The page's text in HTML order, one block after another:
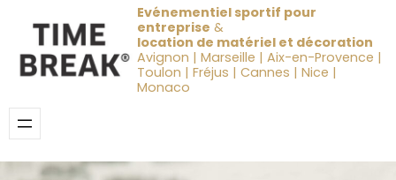
Evénementiel sportif pour
entreprise &
location de matériel et décoration
Avignon | Marseille | Aix-en-Provence |
Toulon | Fréjus | Cannes | Nice |
Monaco